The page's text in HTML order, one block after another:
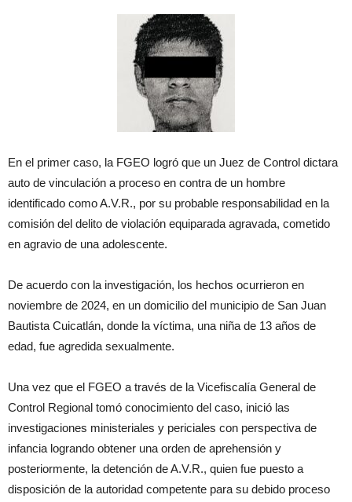
En el primer caso, la FGEO logró que un Juez de Control dictara
auto de vinculación a proceso en contra de un hombre
identificado como A.V.R., por su probable responsabilidad en la
comisión del delito de violación equiparada agravada, cometido
en agravio de una adolescente.
De acuerdo con la investigación, los hechos ocurrieron en
noviembre de 2024, en un domicilio del municipio de San Juan
Bautista Cuicatlán, donde la víctima, una niña de 13 años de
edad, fue agredida sexualmente.
Una vez que el FGEO a través de la Vicefiscalía General de
Control Regional tomó conocimiento del caso, inició las
investigaciones ministeriales y periciales con perspectiva de
infancia logrando obtener una orden de aprehensión y
posteriormente, la detención de A.V.R., quien fue puesto a
disposición de la autoridad competente para su debido proceso